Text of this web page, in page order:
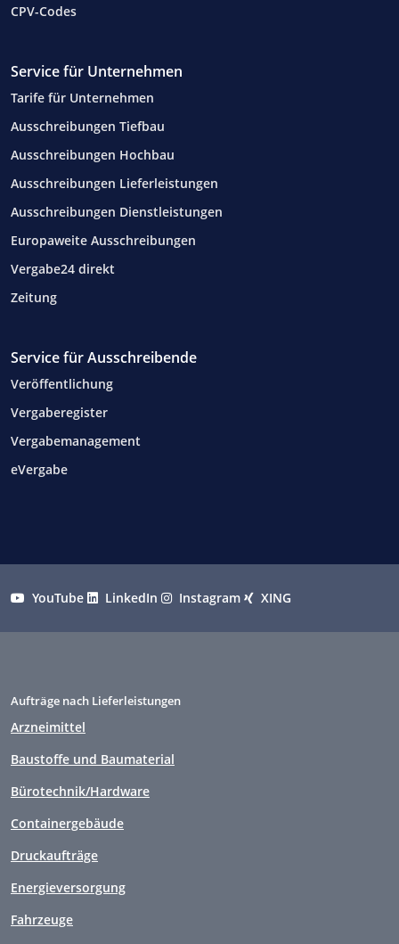
CPV-Codes
Service für Unternehmen
Tarife für Unternehmen
Ausschreibungen Tiefbau
Ausschreibungen Hochbau
Ausschreibungen Lieferleistungen
Ausschreibungen Dienstleistungen
Europaweite Ausschreibungen
Vergabe24 direkt
Zeitung
Service für Ausschreibende
Veröffentlichung
Vergaberegister
Vergabemanagement
eVergabe
YouTube LinkedIn Instagram XING
Aufträge nach Lieferleistungen
Arzneimittel
Baustoffe und Baumaterial
Bürotechnik/Hardware
Containergebäude
Druckaufträge
Energieversorgung
Fahrzeuge